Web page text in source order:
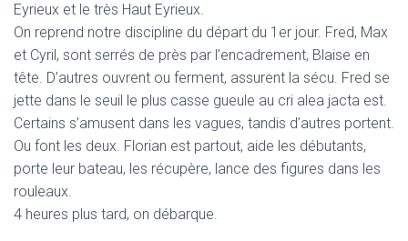
Eyrieux et le très Haut Eyrieux.
On reprend notre discipline du départ du 1er jour. Fred, Max
et Cyril, sont serrés de près par l’encadrement, Blaise en
tête. D’autres ouvrent ou ferment, assurent la sécu. Fred se
jette dans le seuil le plus casse gueule au cri alea jacta est.
Certains s’amusent dans les vagues, tandis d’autres portent.
Ou font les deux. Florian est partout, aide les débutants,
porte leur bateau, les récupère, lance des figures dans les
rouleaux.
4 heures plus tard, on débarque.